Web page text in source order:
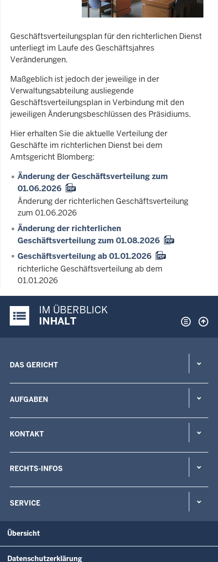
Geschäftsverteilungsplan für den richterlichen Dienst
unterliegt im Laufe des Geschäftsjahres
Veränderungen.
Maßgeblich ist jedoch der jeweilige in der
Verwaltungsabteilung ausliegende
Geschäftsverteilungsplan in Verbindung mit den
jeweiligen Änderungsbeschlüssen des Präsidiums.
Hier erhalten Sie die aktuelle Verteilung der
Geschäfte im richterlichen Dienst bei dem
Amtsgericht Blomberg:
Änderung der Geschäftsverteilung zum
01.06.2026
Änderung der richterlichen Geschäftsverteilung
zum 01.06.2026
Änderung der richterlichen
Geschäftsverteilung zum 01.08.2026
Geschäftsverteilung ab 01.01.2026
richterliche Geschäftsverteilung ab dem
01.01.2026
Justiz-Portal im Überblick:
IM ÜBERBLICK
INHALT
DAS GERICHT
AUFGABEN
KONTAKT
RECHTS-INFOS
SERVICE
Übersicht
Datenschutzerklärung